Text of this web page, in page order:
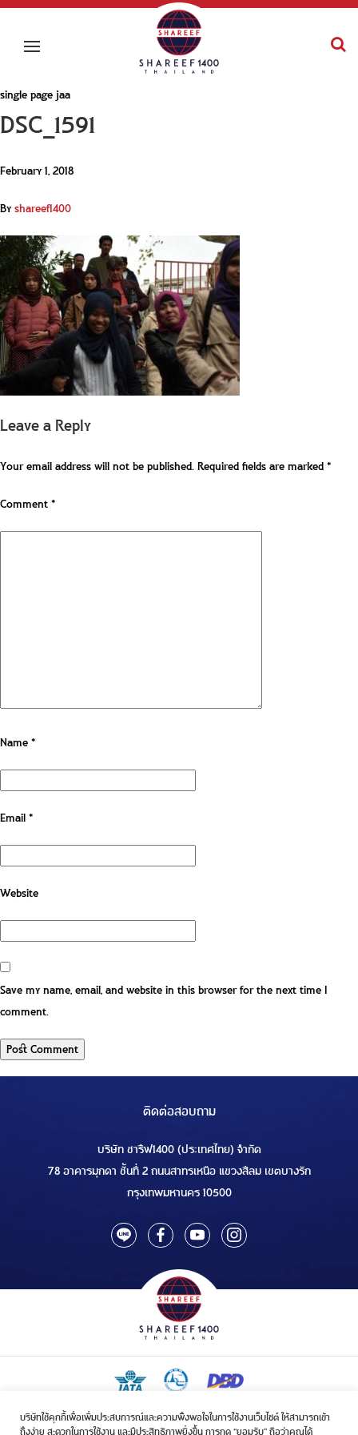
บริษัทใช้คุกกี้เพื่อเพิ่มประสบการณ์และความพึงพอใจในการใช้งานเว็บไซต์ ให้สามารถเข้า
ถึงง่าย สะดวกในการใช้งาน และมีประสิทธิภาพยิ่งขึ้น การกด “ยอมรับ” ถือว่าคุณได้
single page jaa
DSC_1591
February 1, 2018
Byshareef1400
Leave a Reply
Your email address will not be published.Required fields are marked*
Comment*
Name*
Email*
Website
Save my name, email, and website in this browser for the next time I
comment.
ติดต่อสอบถาม
บริษัท ชารีฟ1400 (ประเทศไทย) จำกัด
78 อาคารมุกดา ชั้นที่ 2 ถนนสาทรเหนือ แขวงสีลม เขตบางรัก
กรุงเทพมหานคร 10500
ใบอนุญาตเป็นผู้ประกอบกิจการรับจัดบริการขนส่งในกิจการฮัจย์เลขที่ 1/2568